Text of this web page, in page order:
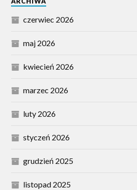
czerwiec 2026
maj 2026
kwiecień 2026
marzec 2026
luty 2026
styczeń 2026
grudzień 2025
listopad 2025